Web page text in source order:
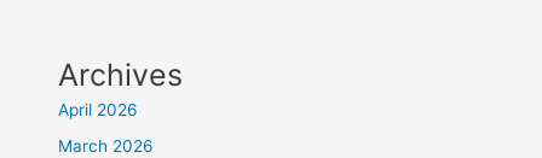
Archives
April 2026
March 2026